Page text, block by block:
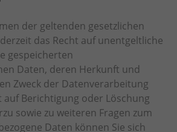
der geltenden gesetzlichen
das Recht auf unentgeltliche
gespeicherten
Daten, deren Herkunft und
Zweck der Datenverarbeitung
auf Berichtigung oder Löschung
sowie zu weiteren Fragen zum
Daten können Sie sich